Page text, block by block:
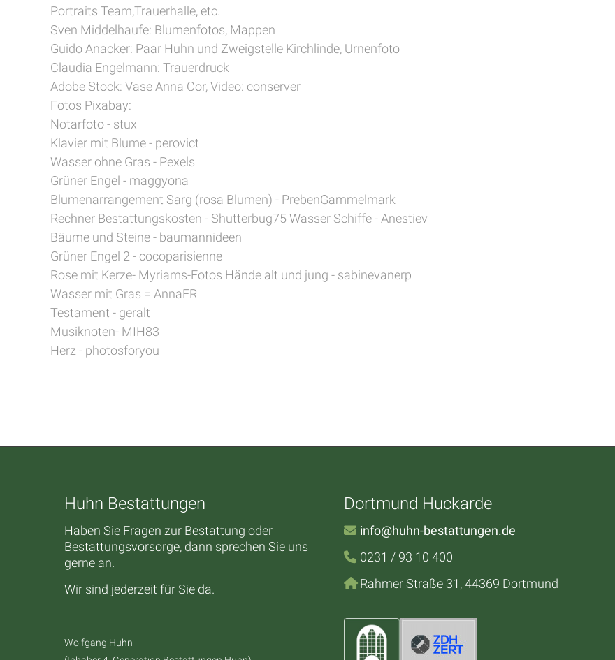
Portraits Team,Trauerhalle, etc.
Sven Middelhaufe: Blumenfotos, Mappen
Guido Anacker: Paar Huhn und Zweigstelle Kirchlinde, Urnenfoto
Claudia Engelmann: Trauerdruck
Adobe Stock: Vase Anna Cor, Video: conserver
Fotos Pixabay:
Notarfoto - stux
Klavier mit Blume - perovict
Wasser ohne Gras - Pexels
Grüner Engel - maggyona
Blumenarrangement Sarg (rosa Blumen) - PrebenGammelmark
Rechner Bestattungskosten - Shutterbug75 Wasser Schiffe - Anestiev
Bäume und Steine - baumannideen
Grüner Engel 2 - cocoparisienne
Rose mit Kerze- Myriams-Fotos Hände alt und jung - sabinevanerp
Wasser mit Gras = AnnaER
Testament - geralt
Musiknoten- MIH83
Herz - photosforyou
Huhn Bestattungen
Haben Sie Fragen zur Bestattung oder
Bestattungsvorsorge, dann sprechen Sie uns
gerne an.
Wir sind jederzeit für Sie da.
Wolfgang Huhn
Dortmund Huckarde
info@huhn-bestattungen.de
0231 / 93 10 400
Rahmer Straße 31, 44369 Dortmund